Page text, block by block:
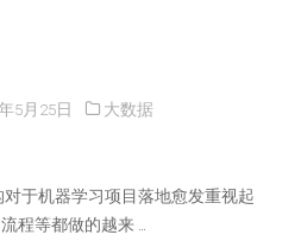
5月25日 大数据
于机器学习项目落地愈发重视起
程等都做的越来 …